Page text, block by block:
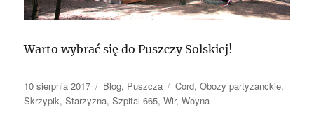
Warto wybrać się do Puszczy Solskiej!
Data
publikacji
10 sierpnia 2017 Kategorie
Blog, Puszcza Tagi
Cord,Obozy partyzanckie,
Skrzypik,Starzyzna,Szpital 665,Wir,Woyna